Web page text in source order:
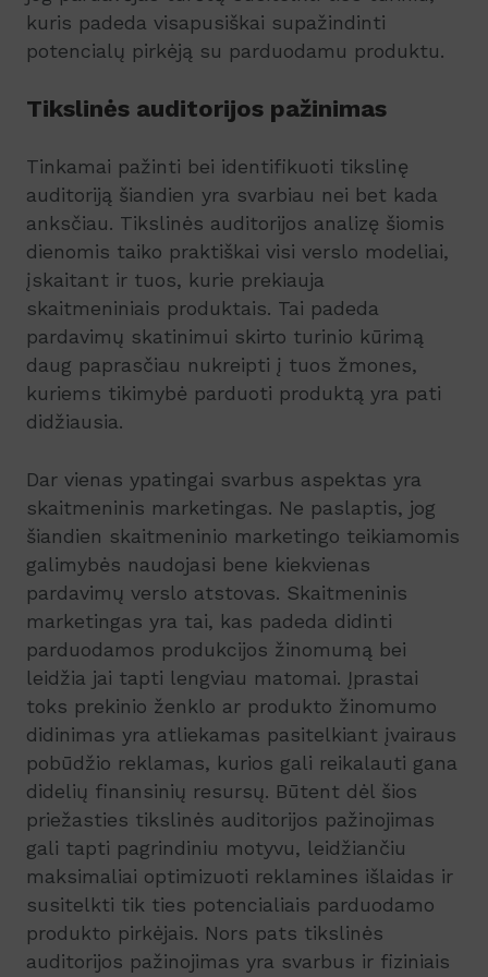
kuris padeda visapusiškai supažindinti
potencialų pirkėją su parduodamu produktu.
Tikslinės auditorijos pažinimas
Tinkamai pažinti bei identifikuoti tikslinę
auditoriją šiandien yra svarbiau nei bet kada
anksčiau. Tikslinės auditorijos analizę šiomis
dienomis taiko praktiškai visi verslo modeliai,
įskaitant ir tuos, kurie prekiauja
skaitmeniniais produktais. Tai padeda
pardavimų skatinimui skirto turinio kūrimą
daug paprasčiau nukreipti į tuos žmones,
kuriems tikimybė parduoti produktą yra pati
didžiausia.
Dar vienas ypatingai svarbus aspektas yra
skaitmeninis marketingas. Ne paslaptis, jog
šiandien skaitmeninio marketingo teikiamomis
galimybės naudojasi bene kiekvienas
pardavimų verslo atstovas. Skaitmeninis
marketingas yra tai, kas padeda didinti
parduodamos produkcijos žinomumą bei
leidžia jai tapti lengviau matomai. Įprastai
toks prekinio ženklo ar produkto žinomumo
didinimas yra atliekamas pasitelkiant įvairaus
pobūdžio reklamas, kurios gali reikalauti gana
didelių finansinių resursų. Būtent dėl šios
priežasties tikslinės auditorijos pažinojimas
gali tapti pagrindiniu motyvu, leidžiančiu
maksimaliai optimizuoti reklamines išlaidas ir
susitelkti tik ties potencialiais parduodamo
produkto pirkėjais. Nors pats tikslinės
auditorijos pažinojimas yra svarbus ir fiziniais